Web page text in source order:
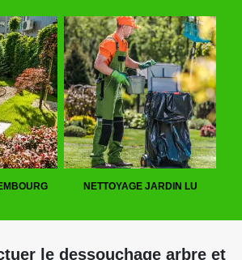
NETTOYAGE JARDIN LU
le dessouchage arbre et